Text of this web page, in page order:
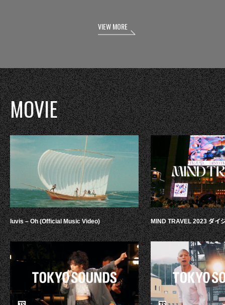
VIEW MORE
MOVIE
luvis – Oh (Official Music Video) MIND TRAVEL 2023 ダイ